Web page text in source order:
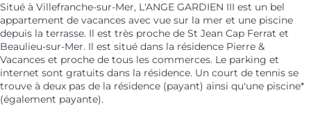
Situé à Villefranche-sur-Mer, L'ANGE GARDIEN III est un bel
appartement de vacances avec vue sur la mer et une piscine
depuis la terrasse. Il est très proche de St Jean Cap Ferrat et
Beaulieu-sur-Mer. Il est situé dans la résidence Pierre &
Vacances et proche de tous les commerces. Le parking et
internet sont gratuits dans la résidence. Un court de tennis se
trouve à deux pas de la résidence (payant) ainsi qu'une piscine*
(également payante).